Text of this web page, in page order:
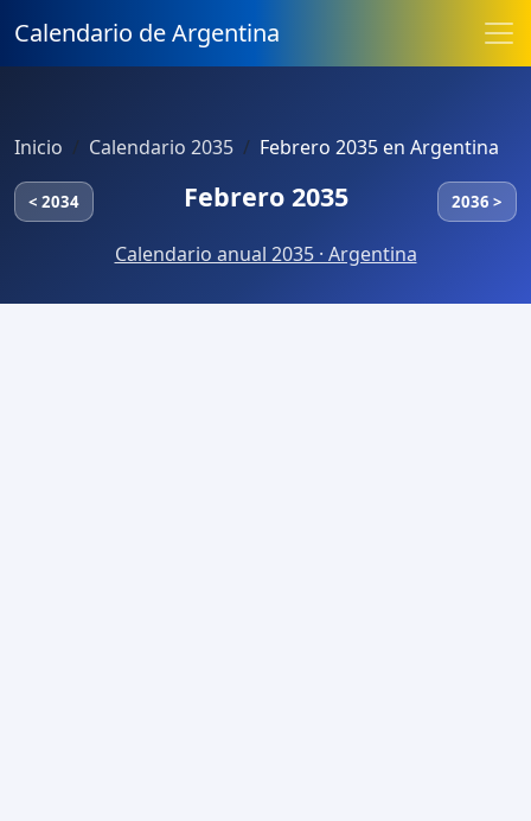
Calendario de Argentina
Inicio Calendario 2035 Febrero 2035 en Argentina
< 2034 Febrero 2035 2036 >
Calendario anual 2035 · Argentina